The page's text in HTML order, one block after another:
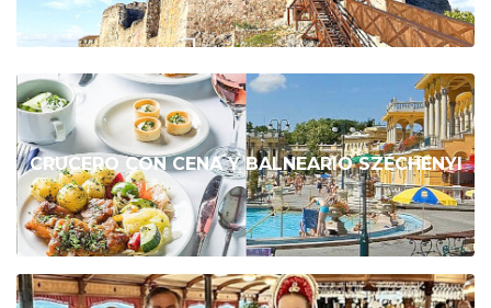
CRUCERO CON CENA Y BALNEARIO SZÉCHENYI